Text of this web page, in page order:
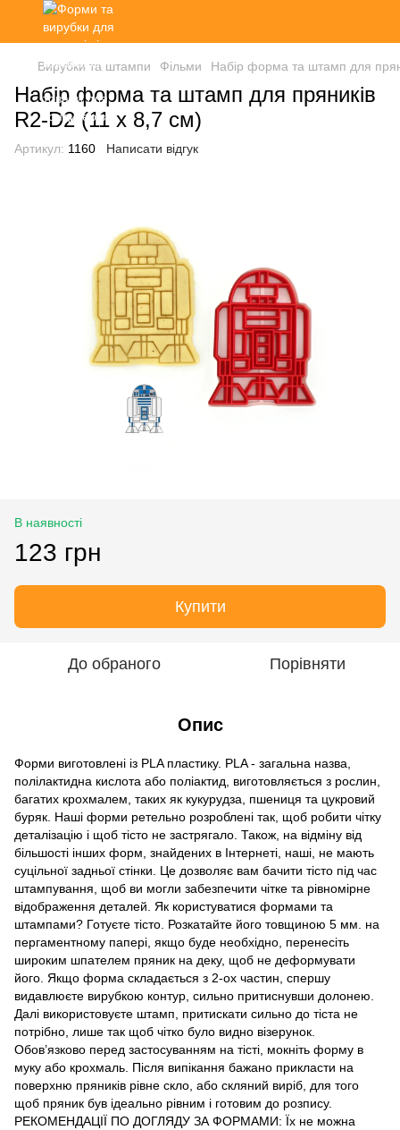
Вирубки та штампи Фільми Набір форма та штамп для
Набір форма та штамп для пряників
R2-D2 (11 х 8,7 см)
Артикул: 1160 Написати відгук
В наявності
123 грн
Купити
До обраного Порівняти
Опис
Форми виготовлені із PLA пластику. PLA - загальна назва,
полілактидна кислота або поліактид, виготовляється з рослин,
багатих крохмалем, таких як кукурудза, пшениця та цукровий
буряк. Наші форми ретельно розроблені так, щоб робити чітку
деталізацію і щоб тісто не застрягало. Також, на відміну від
більшості інших форм, знайдених в Інтернеті, наші, не мають
суцільної задньої стінки. Це дозволяє вам бачити тісто під час
штампування, щоб ви могли забезпечити чітке та рівномірне
відображення деталей. Як користуватися формами та
штампами? Готуєте тісто. Розкатайте його товщиною 5 мм. на
пергаментному папері, якщо буде необхідно, перенесіть
широким шпателем пряник на деку, щоб не деформувати
його. Якщо форма складається з 2-ох частин, спершу
видавлюєте вирубкою контур, сильно притиснувши долонею.
Далі використовуєте штамп, притискати сильно до тіста не
потрібно, лише так щоб чітко було видно візерунок.
Обов’язково перед застосуванням на тісті, мокніть форму в
муку або крохмаль. Після випікання бажано прикласти на
поверхню пряників рівне скло, або скляний виріб, для того
щоб пряник був ідеально рівним і готовим до розпису.
РЕКОМЕНДАЦІЇ ПО ДОГЛЯДУ ЗА ФОРМАМИ: Їх не можна